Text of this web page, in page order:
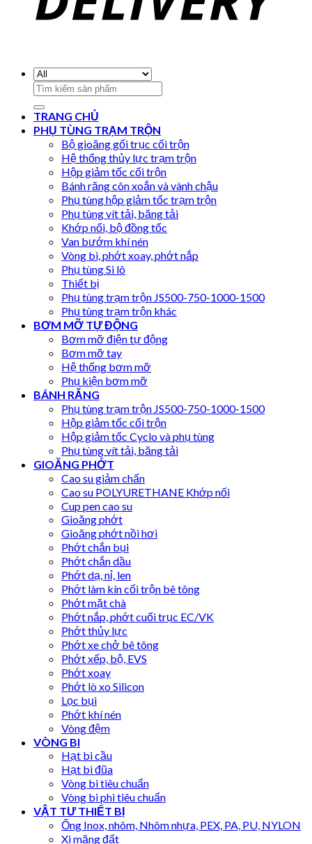
Search
for:
TRANG CHỦ
PHỤ TÙNG TRẠM TRỘN
Bộ gioăng gối trục cối trộn
Hệ thống thủy lực trạm trộn
Hộp giảm tốc cối trộn
Bánh răng côn xoắn và vành chậu
Phụ tùng hộp giảm tốc trạm trộn
Phụ tùng vít tải, băng tải
Khớp nối, bộ đồng tốc
Van bướm khí nén
Vòng bi, phớt xoay, phớt nắp
Phụ tùng Si lô
Thiết bị
Phụ tùng trạm trộn JS500-750-1000-1500
Phụ tùng trạm trộn khác
BƠM MỠ TỰ ĐỘNG
Bơm mỡ điện tự động
Bơm mỡ tay
Hệ thống bơm mỡ
Phụ kiện bơm mỡ
BÁNH RĂNG
Phụ tùng trạm trộn JS500-750-1000-1500
Hộp giảm tốc cối trộn
Hộp giảm tốc Cyclo và phụ tùng
Phụ tùng vít tải, băng tải
GIOĂNG PHỚT
Cao su giảm chấn
Cao su POLYURETHANE Khớp nối
Cup pen cao su
Gioăng phớt
Gioăng phớt nồi hơi
Phớt chắn bụi
Phớt chắn dầu
Phớt dạ, nỉ, len
Phớt làm kín cối trộn bê tông
Phớt mặt chà
Phớt nắp, phớt cuối trục EC/VK
Phớt thủy lực
Phớt xe chở bê tông
Phớt xếp, bộ, EVS
Phớt xoay
Phớt lò xo Silicon
Lọc bụi
Phớt khí nén
Vòng đệm
VÒNG BI
Hạt bi cầu
Hạt bi đũa
Vòng bi tiêu chuẩn
Vòng bi phi tiêu chuẩn
VẬT TƯ THIẾT BỊ
Ống Inox, nhôm, Nhôm nhựa, PEX, PA, PU, NYLON
Xi măng đất